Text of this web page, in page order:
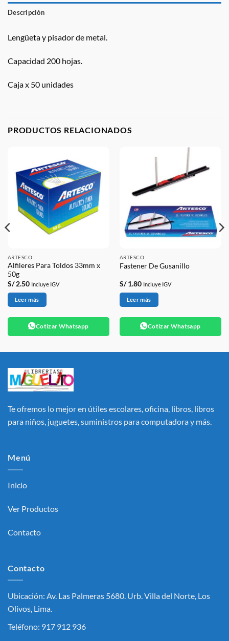
Descripción
Lengüeta y pisador de metal.
Capacidad 200 hojas.
Caja x 50 unidades
PRODUCTOS RELACIONADOS
ARTESCO
Alfileres Para Toldos 33mm x
50g
S/2.50 Incluye IGV
Leer más
Cotizar Whatsapp
ARTESCO
Fastener De Gusanillo
S/1.80 Incluye IGV
Leer más
Cotizar Whatsapp
Te ofremos lo mejor en útiles escolares, oficina, libros, libros
para niños, juguetes, suministros para computadora y más.
Menú
Inicio
Ver Productos
Contacto
Contacto
Ubicación: Av. Las Palmeras 5680. Urb. Villa del Norte, Los
Olivos, Lima.
Teléfono: 917 912 936